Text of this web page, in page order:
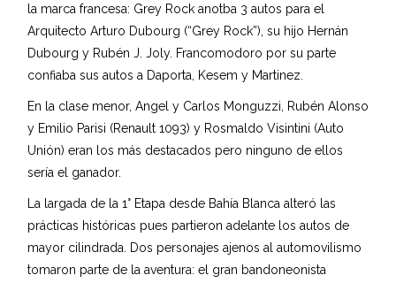
la marca francesa: Grey Rock anotba 3 autos para el
Arquitecto Arturo Dubourg (“Grey Rock”), su hijo Hernán
Dubourg y Rubén J. Joly. Francomodoro por su parte
confiaba sus autos a Daporta, Kesem y Martinez.
En la clase menor, Angel y Carlos Monguzzi, Rubén Alonso
y Emilio Parisi (Renault 1093) y Rosmaldo Visintini (Auto
Unión) eran los más destacados pero ninguno de ellos
sería el ganador.
La largada de la 1° Etapa desde Bahía Blanca alteró las
prácticas históricas pues partieron adelante los autos de
mayor cilindrada. Dos personajes ajenos al automovilismo
tomaron parte de la aventura: el gran bandoneonista